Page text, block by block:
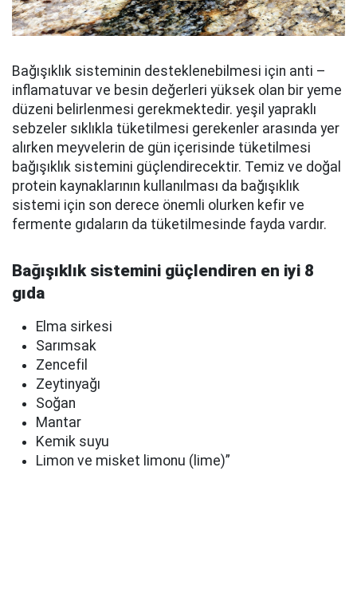
Bağışıklık sisteminin desteklenebilmesi için anti –
inflamatuvar ve besin değerleri yüksek olan bir yeme
düzeni belirlenmesi gerekmektedir. yeşil yapraklı
sebzeler sıklıkla tüketilmesi gerekenler arasında yer
alırken meyvelerin de gün içerisinde tüketilmesi
bağışıklık sistemini güçlendirecektir. Temiz ve doğal
protein kaynaklarının kullanılması da bağışıklık
sistemi için son derece önemli olurken kefir ve
fermente gıdaların da tüketilmesinde fayda vardır.
Bağışıklık sistemini güçlendiren en iyi 8
gıda
Elma sirkesi
Sarımsak
Zencefil
Zeytinyağı
Soğan
Mantar
Kemik suyu
Limon ve misket limonu (lime)”